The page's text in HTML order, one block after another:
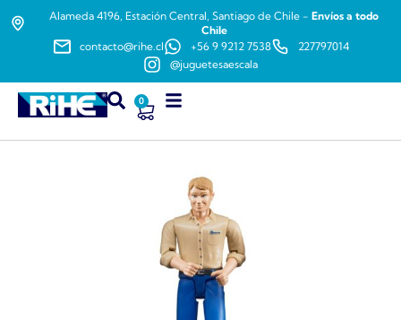
Alameda 4196, Estación Central, Santiago de Chile - Envíos a todo
Chile
contacto@rihe.cl
+56 9 9212 7538
227797014
@juguetesaescala
0